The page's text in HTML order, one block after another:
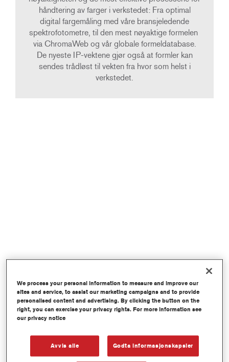
håndtering av farger i verkstedet: Fra optimal
digital fargemåling med våre bransjeledende
spektrofotometre, til den mest nøyaktige formelen
via ChromaWeb og vår globale formeldatabase.
De nyeste IP-vektene gjør også at formler kan
sendes trådløst til vekten fra hvor som helst i
verkstedet.
We process your personal information to measure and improve our
sites and service, to assist our marketing campaigns and to provide
personalised content and advertising. By clicking the button on the
right, you can exercise your privacy rights. For more information see
our privacy notice
Avvis alle Godta informasjonskapsler